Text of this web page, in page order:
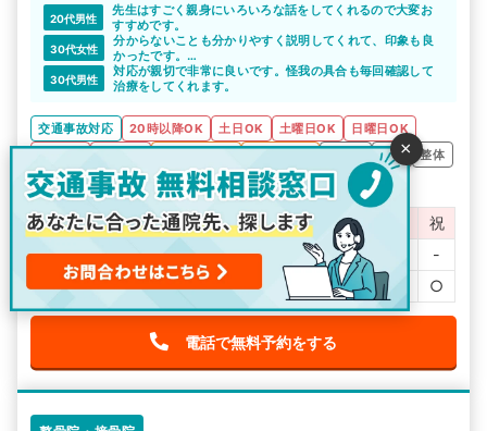
20代男性
先生はすごく親身にいろいろな話をしてくれるので大変お
すすめです。
30代女性
分からないことも分かりやすく説明してくれて、印象も良
かったです。
最初は分からないことも多く不安でしたが、万が一事故に
遭ってしまった方は先生が色々と丁寧に教えてくれるので
30代男性
対応が親切で非常に良いです。怪我の具合も毎回確認して
治療をしてくれます。
交通事故対応 20時以降OK 土日OK 土曜日OK
日曜日OK
日祝OK
祝日OK お子様同伴可 予約優先制 駅ちか 鍼灸
整体
無料相談OK
お見舞金
営業時間 月 火 水 木 土
祝
11:00～22:00
○ ○ ○ ○ ℡
-
11:00～20:00
- - - - - ○ ○
電話で無料予約をする
×